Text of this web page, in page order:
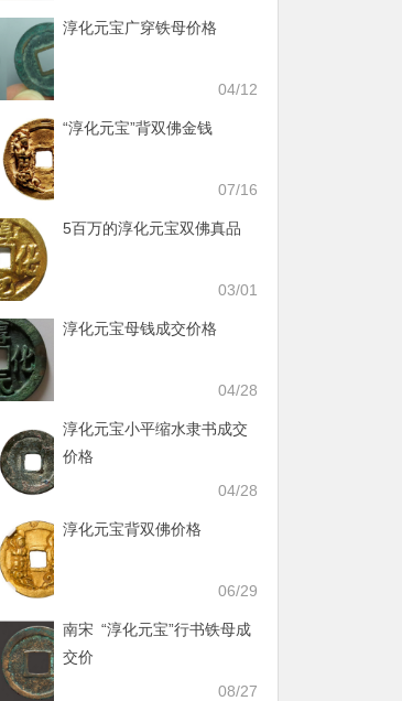
淳化元宝广穿铁母价格
04/12
“淳化元宝”背双佛金钱
07/16
5百万的淳化元宝双佛真品
03/01
淳化元宝母钱成交价格
04/28
淳化元宝小平缩水隶书成交
价格
04/28
淳化元宝背双佛价格
06/29
南宋 “淳化元宝”行书铁母成
交价
08/27